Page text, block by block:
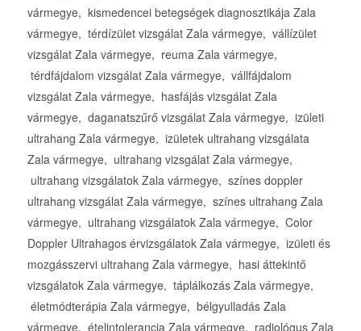
vármegye, kismedencei betegségek diagnosztikája Zala
vármegye, térdízület vizsgálat Zala vármegye, vállízület
vizsgálat Zala vármegye, reuma Zala vármegye,
térdfájdalom vizsgálat Zala vármegye, vállfájdalom
vizsgálat Zala vármegye, hasfájás vizsgálat Zala
vármegye, daganatszűrő vizsgálat Zala vármegye, izületi
ultrahang Zala vármegye, izületek ultrahang vizsgálata
Zala vármegye, ultrahang vizsgálat Zala vármegye,
ultrahang vizsgálatok Zala vármegye, színes doppler
ultrahang vizsgálat Zala vármegye, színes ultrahang Zala
vármegye, ultrahang vizsgálatok Zala vármegye, Color
Doppler Ultrahagos érvizsgálatok Zala vármegye, izületi és
mozgásszervi ultrahang Zala vármegye, hasi áttekintő
vizsgálatok Zala vármegye, táplálkozás Zala vármegye,
életmódterápia Zala vármegye, bélgyulladás Zala
vármegye, ételintolerancia Zala vármegye, radiológus Zala